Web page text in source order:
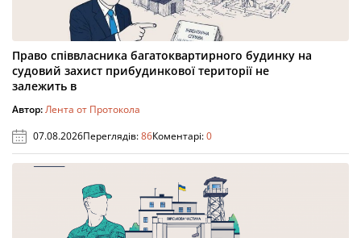
Право співвласника багатоквартирного будинку на
судовий захист прибудинкової території не
залежить в
Автор:Лента от Протокола
07.08.2026Переглядів:86Коментарі:0